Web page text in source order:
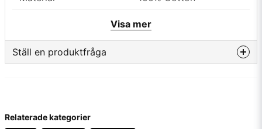
--
Typ av märkning
Visa mer
Ställ en produktfråga
Relaterade kategorier